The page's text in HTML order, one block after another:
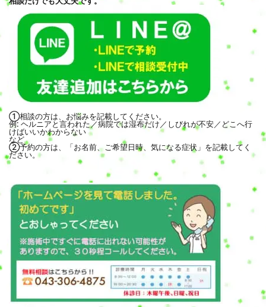
①相談の方は、お悩みを記載してください。
例: ヘルニアと言われた／病院では湿布だけ／しびれが不安／どこへ行
けばいいかわからない
など
②予約の方は、「お名前、ご希望日時、気になる症状」を記載してく
ださい。